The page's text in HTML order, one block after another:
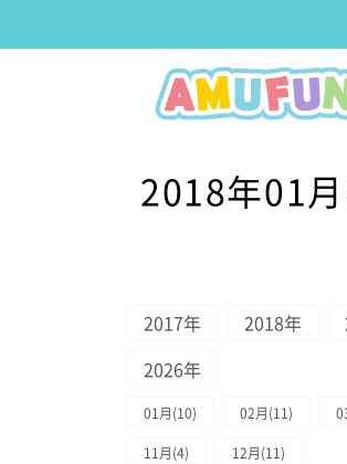
2018年01月
2017年 2018年
2026年
01月(10) 02月(11)
11月(4) 12月(11)